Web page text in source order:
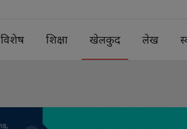
विशेष शिक्षा खेलकुद लेख